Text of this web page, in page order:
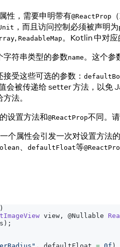
性，需要申明带有@ReactProp
，而且访问控制必须被声明为
, ReadableMap 。Kotlin 中对
字符串类型的参数name 。这个参
接受这些可选的参数：
会被传递给 setter 方法，以免
法。
设置方法和@ReactProp不同。
个属性会引发一次对设置方法
defaultFloat等
)
view , @Nullable
) ;